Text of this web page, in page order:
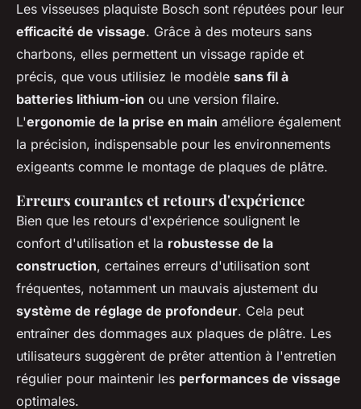
Les visseuses plaquiste Bosch sont réputées pour leur
efficacité de vissage. Grâce à des moteurs sans
charbons, elles permettent un vissage rapide et
précis, que vous utilisiez le modèle sans fil à
batteries lithium-ion ou une version filaire.
L'ergonomie de la prise en main améliore également
la précision, indispensable pour les environnements
exigeants comme le montage de plaques de plâtre.
Erreurs courantes et retours d'expérience
Bien que les retours d'expérience soulignent le
confort d'utilisation et la robustesse de la
construction, certaines erreurs d'utilisation sont
fréquentes, notamment un mauvais ajustement du
système de réglage de profondeur. Cela peut
entraîner des dommages aux plaques de plâtre. Les
utilisateurs suggèrent de prêter attention à l'entretien
régulier pour maintenir les performances de vissage
optimales.